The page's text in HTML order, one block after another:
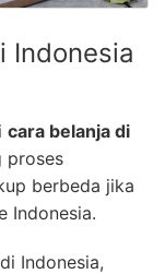
Indonesia
cara belanja di
proses
berbeda jika
Indonesia.
Indonesia,